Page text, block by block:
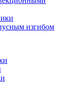
изгибом